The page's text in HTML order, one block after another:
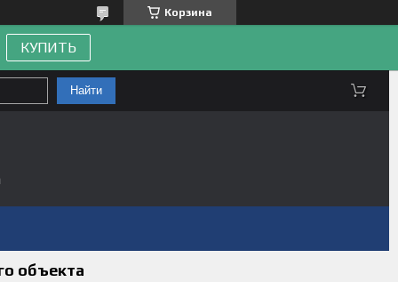
Корзина
КУПИТЬ
Найти
объекта